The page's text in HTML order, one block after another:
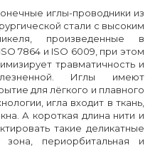
иглы-проводники из
стали с высоким
произведенные в
7864 и ISO 6009, при этом
травматичность и
Иглы имеют
для лёгкого и плавного
игла входит в ткань,
А короткая длина нити и
такие деликатные
периорбитальная и